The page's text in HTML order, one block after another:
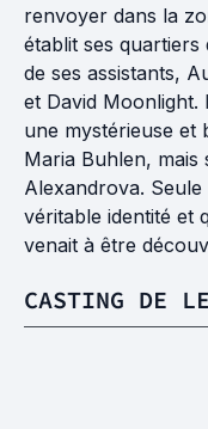
renvoyer dans la
établit ses
de ses assistants,
et David Moonlight.
une mystérieuse et
Maria Buhlen, mais
Alexandrova.
véritable identité et
venait à être
CASTING DE